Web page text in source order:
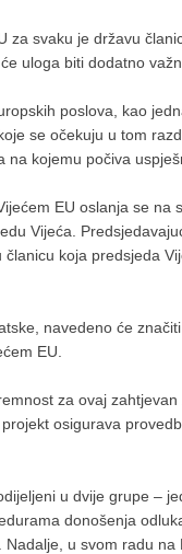
za svaku je državu
uloga biti dodatno
poslova, kao
se očekuju u tom
na kojemu počiva
EU oslanja se
Vijeća.
članicu koja predsjeda
navedeno će
EU.
za ovaj
osigurava
u dvije grupe –
donošenja
Nadalje, u svom radu